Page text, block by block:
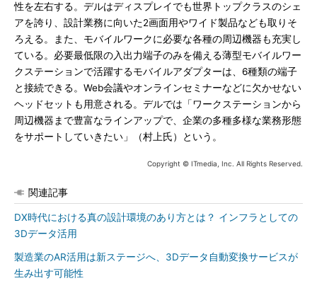
性を左右する。デルはディスプレイでも世界トップクラスのシェ
アを誇り、設計業務に向いた2画面用やワイド製品なども取りそ
ろえる。また、モバイルワークに必要な各種の周辺機器も充実し
ている。必要最低限の入出力端子のみを備える薄型モバイルワー
クステーションで活躍するモバイルアダプターは、6種類の端子
と接続できる。Web会議やオンラインセミナーなどに欠かせない
ヘッドセットも用意される。デルでは「ワークステーションから
周辺機器まで豊富なラインアップで、企業の多種多様な業務形態
をサポートしていきたい」（村上氏）という。
Copyright © ITmedia, Inc. All Rights Reserved.
関連記事
DX時代における真の設計環境のあり方とは？ インフラとしての
3Dデータ活用
製造業のAR活用は新ステージへ、3Dデータ自動変換サービスが
生み出す可能性